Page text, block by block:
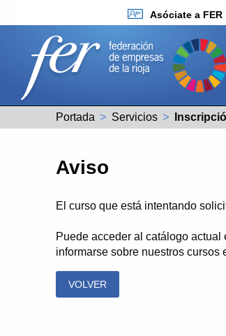
Asóciate a FER
Portada Servicios Actual:
Aviso
El curso que está intentando
Puede acceder al catálogo
informarse sobre nuestros cursos
VOLVER